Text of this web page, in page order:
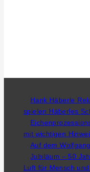
Hank Häberle
spielen Häberles
mit wichtigen
Auf dem
Jubiläum – 50
Luft für Mensch